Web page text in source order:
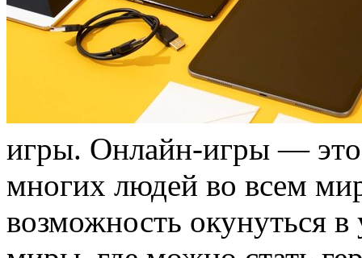
игры. Oнлaйн-игры — этo
многих людей во всем
возможность окунуться